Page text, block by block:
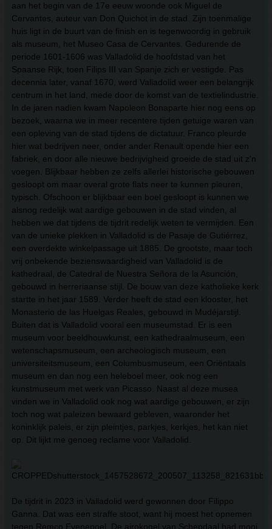
aan het begin van de 17e eeuw woonde ook Miguel de
Cervantes, auteur van Don Quichot in de stad. Zijn toenmalige
huis ligt in de buurt van de finish en is tegenwoordig in gebruik
als museum, het Museo Casa de Cervantes. Gedurende de
periode 1601-1606 was Valladolid de hoofdstad van het
Spaanse Rijk, toen Filips III van Spanje zich er vestigde. Pas
decennia later, vanaf 1670, werd Valladolid weer een belangrijk
centrum in het land, mede door de komst van de textielindustrie.
In de jaren nadien kwam Napoleon Bonaparte hier nog eens op
bezoek, waarna we in meer recentere tijden getuige waren van
een opleving van de stad tijdens de dictatuur. Franco pleurde
hier wat bedrijven neer, onder ander Renault opende hier een
fabriek, en door alle nieuwe bedrijvigheid groeide de stad uit z'n
voegen. Blijkbaar hebben ze zelfs allerlei historische gebouwen
gesloopt om maar overal grote flats neer te kunnen pleuren,
typisch. Ofschoon er blijkbaar een boel gesloopt is kunnen we
alsnog redelijk wat aardige gebouwen in de stad vinden, al
hebben we dat tijdens de tijdrit redelijk weten te vermijden. Een
van de unieke plekken in Valladolid is de Pasaje de Gutiérrez,
een overdekte winkelpassage uit 1885. De grootste, maar toch
vrij onbekende bezienswaardigheid van Valladolid is de
kathedraal, de Catedral de Nuestra Señora de la Asunción,
gebouwd in herreriaanse stijl. De bouw van deze katholieke kerk
startte in het jaar 1589. Verder heeft de stad een klooster, het
Monasterio de las Huelgas Reales, gebouwd in Mudéjarstijl.
Buiten dat is Valladolid vooral een museumstad. Er is een
museum voor beeldhouwkunst, een kathedraalmuseum, een
wetenschapsmuseum, een archeologisch museum, een
universiteitsmuseum, een Columbusmuseum, een Oriëntaals
museum en dan nog een heleboel meer, ook nog een
kunstmuseum met werk van Picasso. Naast al deze musea
vinden we in Valladolid ook nog wat aardige gebouwen, er zijn
toch nog wat paleizen bewaard gebleven, waaronder het
koninklijk paleis, er zijn pleintjes, parkjes, kerkjes, het kan niet
op. Dit lijkt me genoeg reclame voor Valladolid.
De tijdrit in 2023 in Valladolid werd gewonnen door Filippo
Ganna. Dat was een straffe stoot, want hij moest het opnemen
tegen Remco Evenepoel. De ajrokogel van Schepdaal had mooi